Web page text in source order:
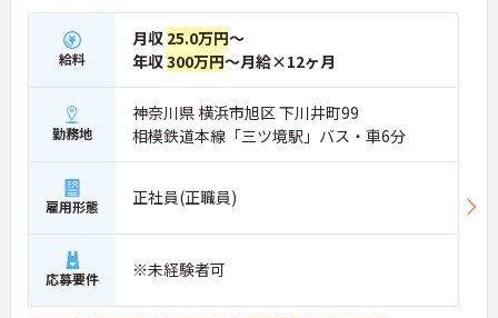
・業務管理体制を整えていることで、退勤後のプラ
イベートな予定を立てやすく、心身のゆとりを保ち
ながら就業できます
・育児時間短縮勤務もあり、ライフスタイルの変化
にも柔軟に対応しながら働き続けることが期待でき
ます
【専門資格が評価され、高い収入を目指せます】
・介護福祉士に特化した手当を支給しており、高い
・永年勤続表彰や業績貢献に対する特別表彰制度を
設けているため、現場での日々の努力や実績が正当
に評価され、モチベーションを高めながら業務に取
給料
月収 25.0万円～
年収300万円～月給×12ヶ月
勤務地
神奈川県 横浜市旭区 下川井町99
相模鉄道本線「三ツ境駅」バス・車6分
雇用形態 正社員(正職員)
応募要件 ※未経験者可